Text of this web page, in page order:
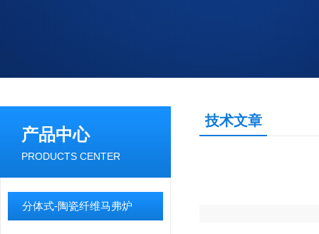
产品中心
PRODUCTS CENTER
分体式-陶瓷纤维马弗炉
技术文章